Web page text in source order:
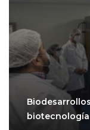
biotecnología